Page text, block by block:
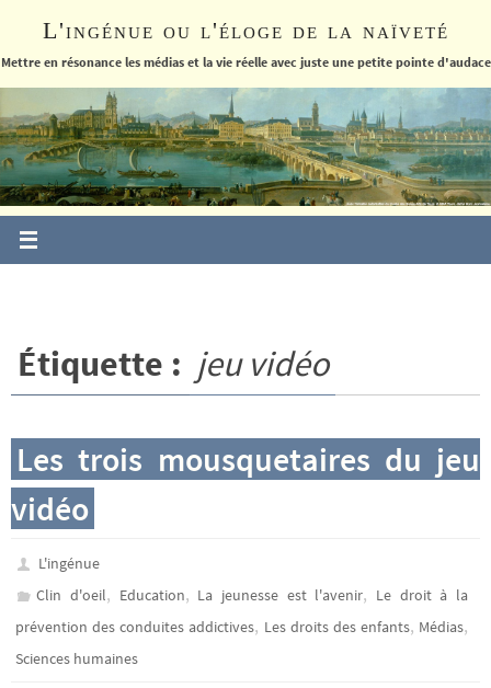
le
L'ingénue ou l'éloge de la naïveté
Mettre en résonance les médias et la vie réelle avec juste une petite pointe d'audace
Étiquette : jeu vidéo
Les trois mousquetaires du jeu
vidéo
L'ingénue
Clin d'oeil, Education, La jeunesse est l'avenir, Le droit à la
prévention des conduites addictives, Les droits des enfants, Médias,
Sciences humaines